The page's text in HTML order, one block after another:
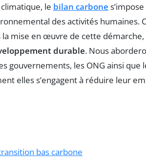
le bilan carbone
des activités humaines.
mise en œuvre de cette
durable. Nous
gouvernements, les ONG ainsi que
elles s’engagent à réduire leur
bas carbone